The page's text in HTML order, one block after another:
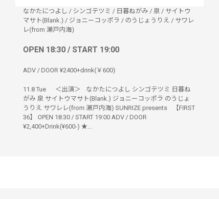
なかたにつよし / シンゴテツミ / 日暮ねがみ / 泉 / サイトウ
マサト(Blank.) / ジョニーコッポラ / のうじょうりえ / サワレ
レ(from 瀬戸内海)
OPEN 18:30 / START 19:00
ADV / DOOR ¥2400+drink(￥600)
11.8 Tue ＜出演＞ なかたにつよし シンゴテツミ 日暮ね
がみ 泉 サイトウマサト(Blank.) ジョニーコッポラ のうじょ
うりえ サワレレ(from 瀬戸内海) SUNRIZE presents 【FIRST
36】 OPEN 18:30 / START 19:00 ADV / DOOR
¥2,400+Drink(¥600-) ★...